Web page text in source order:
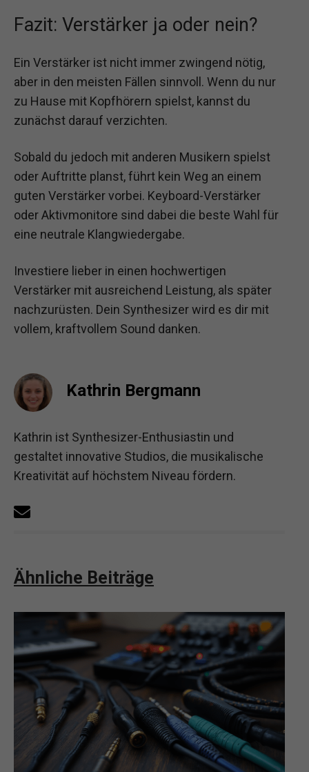
Fazit: Verstärker ja oder nein?
Ein Verstärker ist nicht immer zwingend nötig,
aber in den meisten Fällen sinnvoll. Wenn du nur
zu Hause mit Kopfhörern spielst, kannst du
zunächst darauf verzichten.
Sobald du jedoch mit anderen Musikern spielst
oder Auftritte planst, führt kein Weg an einem
guten Verstärker vorbei. Keyboard-Verstärker
oder Aktivmonitore sind dabei die beste Wahl für
eine neutrale Klangwiedergabe.
Investiere lieber in einen hochwertigen
Verstärker mit ausreichend Leistung, als später
nachzurüsten. Dein Synthesizer wird es dir mit
vollem, kraftvollem Sound danken.
Kathrin Bergmann
Kathrin ist Synthesizer-Enthusiastin und
gestaltet innovative Studios, die musikalische
Kreativität auf höchstem Niveau fördern.
Ähnliche Beiträge